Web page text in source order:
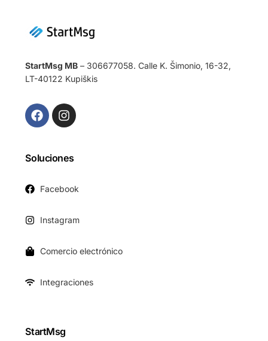
StartMsg MB – 306677058. Calle K. Šimonio, 16-32,
LT-40122 Kupiškis
Soluciones
Facebook
Instagram
Comercio electrónico
Integraciones
StartMsg